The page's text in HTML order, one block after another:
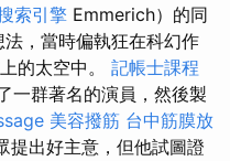
索引擎 Emmerich）的同
，當時偏執狂在科幻作
的太空中。 記帳士課程
一群著名的演員，然後製
美容撥筋 台中筋膜放
提出好主意，但他試圖證